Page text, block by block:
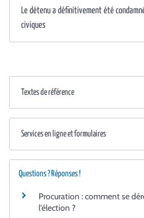
Le détenu a définitivement été
civiques
Textes de référence
Services en ligne et formulaires
Questions ? Réponses !
Procuration : comment se
l'élection ?